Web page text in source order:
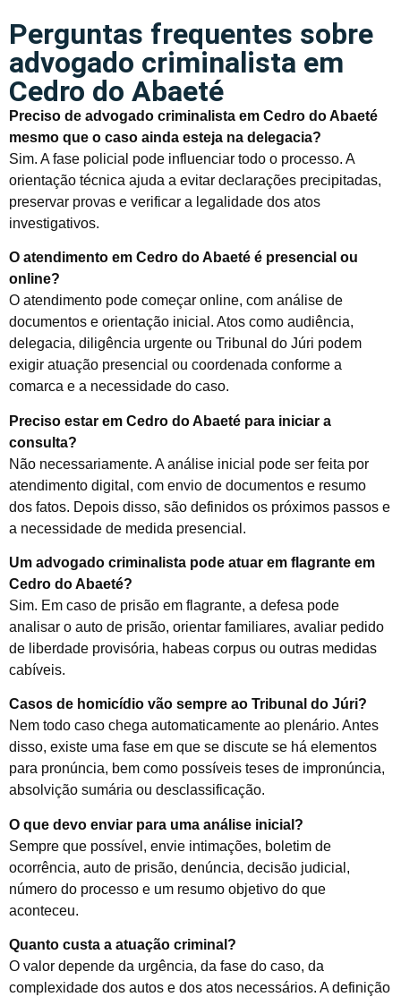
Perguntas frequentes sobre
advogado criminalista em
Cedro do Abaeté
Preciso de advogado criminalista em Cedro do Abaeté
mesmo que o caso ainda esteja na delegacia?
Sim. A fase policial pode influenciar todo o processo. A
orientação técnica ajuda a evitar declarações precipitadas,
preservar provas e verificar a legalidade dos atos
investigativos.
O atendimento em Cedro do Abaeté é presencial ou
online?
O atendimento pode começar online, com análise de
documentos e orientação inicial. Atos como audiência,
delegacia, diligência urgente ou Tribunal do Júri podem
exigir atuação presencial ou coordenada conforme a
comarca e a necessidade do caso.
Preciso estar em Cedro do Abaeté para iniciar a
consulta?
Não necessariamente. A análise inicial pode ser feita por
atendimento digital, com envio de documentos e resumo
dos fatos. Depois disso, são definidos os próximos passos e
a necessidade de medida presencial.
Um advogado criminalista pode atuar em flagrante em
Cedro do Abaeté?
Sim. Em caso de prisão em flagrante, a defesa pode
analisar o auto de prisão, orientar familiares, avaliar pedido
de liberdade provisória, habeas corpus ou outras medidas
cabíveis.
Casos de homicídio vão sempre ao Tribunal do Júri?
Nem todo caso chega automaticamente ao plenário. Antes
disso, existe uma fase em que se discute se há elementos
para pronúncia, bem como possíveis teses de impronúncia,
absolvição sumária ou desclassificação.
O que devo enviar para uma análise inicial?
Sempre que possível, envie intimações, boletim de
ocorrência, auto de prisão, denúncia, decisão judicial,
número do processo e um resumo objetivo do que
aconteceu.
Quanto custa a atuação criminal?
O valor depende da urgência, da fase do caso, da
complexidade dos autos e dos atos necessários. A definição